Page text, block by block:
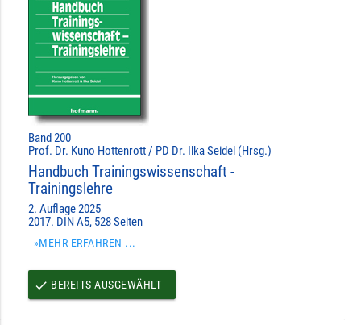
Band 200
Prof. Dr. Kuno Hottenrott / PD Dr. Ilka Seidel (Hrsg.)
Handbuch Trainingswissenschaft -
Trainingslehre
2. Auflage 2025
2017. DIN A5, 528 Seiten
»MEHR ERFAHREN ...
done BEREITS AUSGEWÄHLT